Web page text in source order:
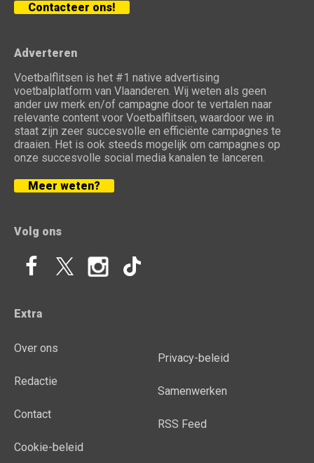
Contacteer ons!
Adverteren
Voetbalflitsen is het #1 native advertising
voetbalplatform van Vlaanderen. Wij weten als geen
ander uw merk en/of campagne door te vertalen naar
relevante content voor Voetbalflitsen, waardoor we in
staat zijn zeer succesvolle en efficiënte campagnes te
draaien. Het is ook steeds mogelijk om campagnes op
onze succesvolle social media kanalen te lanceren.
Meer weten?
Volg ons
Extra
Over ons
Redactie
Contact
Cookie-beleid
Privacy-beleid
Samenwerken
RSS Feed